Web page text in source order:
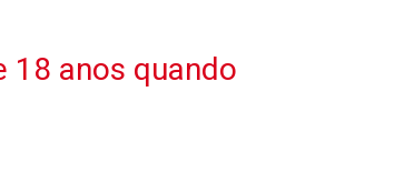
18 anos quando